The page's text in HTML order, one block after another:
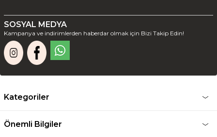
SOSYAL MEDYA
Kampanya ve indirimlerden haberdar olmak için Bizi Takip Edin!
Kategoriler
Önemli Bilgiler